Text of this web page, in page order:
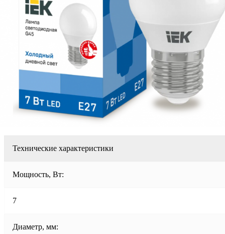
Технические характеристики
Мощность, Вт:
7
Диаметр, мм: